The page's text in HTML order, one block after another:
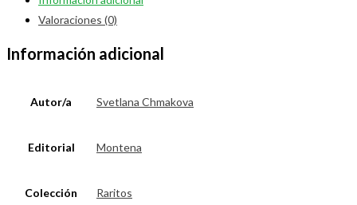
Valoraciones (0)
Información adicional
Autor/a Svetlana Chmakova
Editorial Montena
Colección Raritos